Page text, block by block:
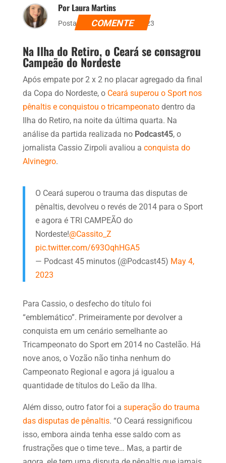
Por Laura Martins
Postado dia 4 de maio de 2023
COMENTE
Na Ilha do Retiro, o Ceará se consagrou
Campeão do Nordeste
Após empate por 2 x 2 no placar agregado da final
da Copa do Nordeste, o Ceará superou o Sport nos
pênaltis e conquistou o tricampeonatodentro da
Ilha do Retiro, na noite da última quarta. Na
análise da partida realizada no Podcast45, o
jornalista Cassio Zirpoli avaliou a conquista do
Alvinegro.
O Ceará superou o trauma das disputas de
pênaltis, devolveu o revés de 2014 para o Sport
e agora é TRI CAMPEÃO do
Nordeste!@Cassito_Z
pic.twitter.com/693OqhHGA5
— Podcast 45 minutos (@Podcast45) May 4,
2023
Para Cassio, o desfecho do título foi
“emblemático”. Primeiramente por devolver a
conquista em um cenário semelhante ao
Tricampeonato do Sport em 2014 no Castelão. Há
nove anos, o Vozão não tinha nenhum do
Campeonato Regional e agora já igualou a
quantidade de títulos do Leão da Ilha.
Além disso, outro fator foi a superação do trauma
das disputas de pênaltis. “O Ceará ressignificou
isso, embora ainda tenha esse saldo com as
frustrações que o time teve… Mas, a partir de